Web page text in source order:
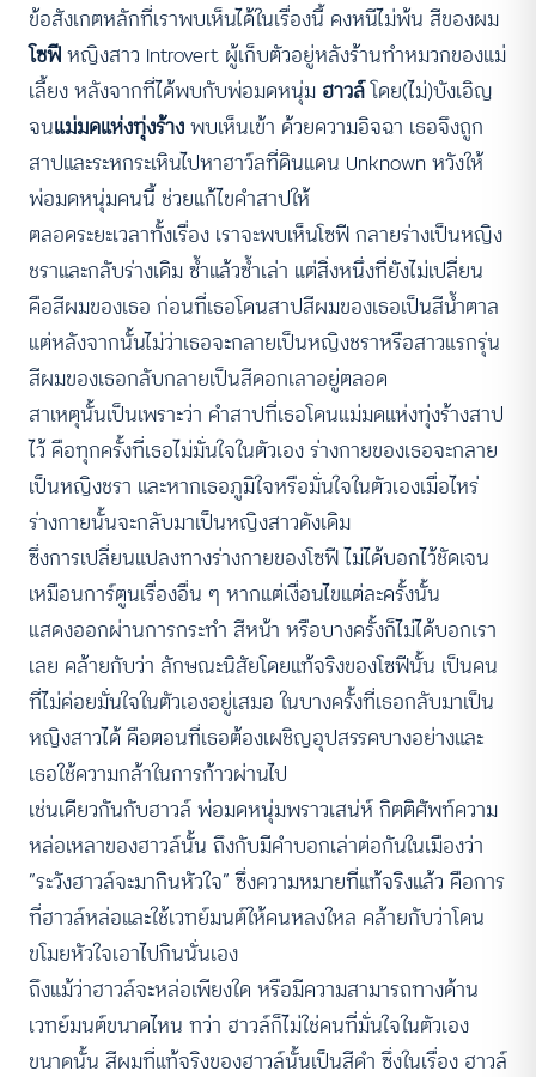
ข้อสังเกตหลักที่เราพบเห็นได้ในเรื่องนี้ คงหนีไม่พ้น สีของผม
โซฟีหญิงสาว Introvert ผู้เก็บตัวอยู่หลังร้านทำหมวกของแม่
เลี้ยง หลังจากที่ได้พบกับพ่อมดหนุ่ม ฮาวล์โดย(ไม่)บังเอิญ
จนแม่มดแห่งทุ่งร้างพบเห็นเข้า ด้วยความอิจฉา เธอจึงถูก
สาปและระหกระเหินไปหาฮาว์ลที่ดินแดน Unknown หวังให้
พ่อมดหนุ่มคนนี้ ช่วยแก้ไขคำสาปให้
ตลอดระยะเวลาทั้งเรื่อง เราจะพบเห็นโซฟี กลายร่างเป็นหญิง
ชราและกลับร่างเดิม ซ้ำแล้วซ้ำเล่า แต่สิ่งหนึ่งที่ยังไม่เปลี่ยน
คือสีผมของเธอ ก่อนที่เธอโดนสาปสีผมของเธอเป็นสีน้ำตาล
แต่หลังจากนั้นไม่ว่าเธอจะกลายเป็นหญิงชราหรือสาวแรกรุ่น
สีผมของเธอกลับกลายเป็นสีดอกเลาอยู่ตลอด
สาเหตุนั้นเป็นเพราะว่า คำสาปที่เธอโดนแม่มดแห่งทุ่งร้างสาป
ไว้ คือทุกครั้งที่เธอไม่มั่นใจในตัวเอง ร่างกายของเธอจะกลาย
เป็นหญิงชรา และหากเธอภูมิใจหรือมั่นใจในตัวเองเมื่อไหร่
ร่างกายนั้นจะกลับมาเป็นหญิงสาวดังเดิม
ซึ่งการเปลี่ยนแปลงทางร่างกายของโซฟี ไม่ได้บอกไว้ชัดเจน
เหมือนการ์ตูนเรื่องอื่น ๆ หากแต่เงื่อนไขแต่ละครั้งนั้น
แสดงออกผ่านการกระทำ สีหน้า หรือบางครั้งก็ไม่ได้บอกเรา
เลย คล้ายกับว่า ลักษณะนิสัยโดยแท้จริงของโซฟีนั้น เป็นคน
ที่ไม่ค่อยมั่นใจในตัวเองอยู่เสมอ ในบางครั้งที่เธอกลับมาเป็น
หญิงสาวได้ คือตอนที่เธอต้องเผชิญอุปสรรคบางอย่างและ
เธอใช้ความกล้าในการก้าวผ่านไป
เช่นเดียวกันกับฮาวล์ พ่อมดหนุ่มพราวเสน่ห์ กิตติศัพท์ความ
หล่อเหลาของฮาวล์นั้น ถึงกับมีคำบอกเล่าต่อกันในเมืองว่า
“ระวังฮาวล์จะมากินหัวใจ” ซึ่งความหมายที่แท้จริงแล้ว คือการ
ที่ฮาวล์หล่อและใช้เวทย์มนต์ให้คนหลงใหล คล้ายกับว่าโดน
ขโมยหัวใจเอาไปกินนั่นเอง
ถึงแม้ว่าฮาวล์จะหล่อเพียงใด หรือมีความสามารถทางด้าน
เวทย์มนต์ขนาดไหน ทว่า ฮาวล์ก็ไม่ใช่คนที่มั่นใจในตัวเอง
ขนาดนั้น สีผมที่แท้จริงของฮาวล์นั้นเป็นสีดำ ซึ่งในเรื่อง ฮาวล์